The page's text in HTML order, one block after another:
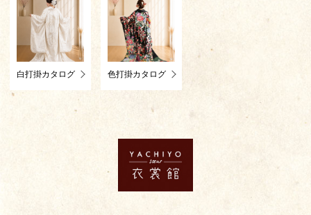
白打掛カタログ 色打掛カタログ